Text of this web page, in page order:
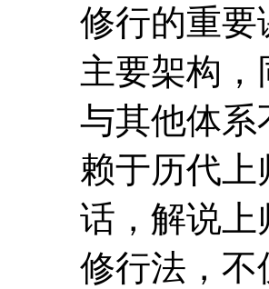
修行的重要
主要架构
与其他体系
赖于历代 上
话，解说 上
修行法，不